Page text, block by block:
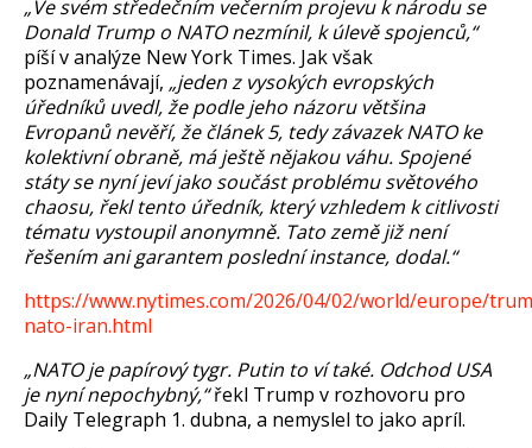
„Ve svém středečním večerním projevu k národu se
Donald Trump o NATO nezmínil, k úlevě spojenců,“
píší v analýze New York Times. Jak však
poznamenávají, „jeden z vysokých evropských
úředníků uvedl, že podle jeho názoru většina
Evropanů nevěří, že článek 5, tedy závazek NATO ke
kolektivní obraně, má ještě nějakou váhu. Spojené
státy se nyní jeví jako součást problému světového
chaosu, řekl tento úředník, který vzhledem k citlivosti
tématu vystoupil anonymně. Tato země již není
řešením ani garantem poslední instance, dodal.“
https://www.nytimes.com/2026/04/02/world/europe/
nato-iran.html
„NATO je papírový tygr. Putin to ví také. Odchod USA
je nyní nepochybný,“řekl Trump v rozhovoru pro
Daily Telegraph 1. dubna, a nemyslel to jako apríl.